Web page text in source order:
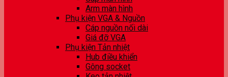
Arm màn hình
Phụ kiện VGA & Nguồn
Cáp nguồn nối dài
Giá đỡ VGA
Phụ kiện Tản nhiệt
Hub điều khiển
Gông socket